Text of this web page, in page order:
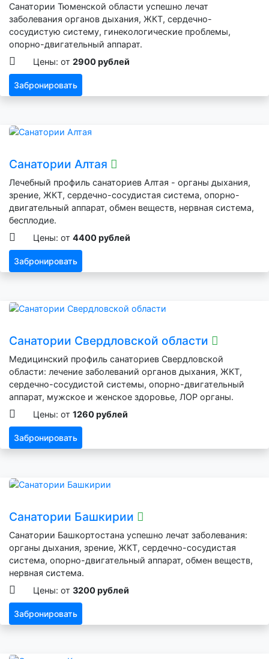
Санатории Тюменской области успешно лечат
заболевания органов дыхания, ЖКТ, сердечно-
сосудистую систему, гинекологические проблемы,
опорно-двигательный аппарат.
Цены: от 2900 рублей
Забронировать
Санатории Алтая
Лечебный профиль санаториев Алтая - органы дыхания,
зрение, ЖКТ, сердечно-сосудистая система, опорно-
двигательный аппарат, обмен веществ, нервная система,
бесплодие.
Цены: от 4400 рублей
Забронировать
Санатории Свердловской области
Медицинский профиль санаториев Свердловской
области: лечение заболеваний органов дыхания, ЖКТ,
сердечно-сосудистой системы, опорно-двигательный
аппарат, мужское и женское здоровье, ЛОР органы.
Цены: от 1260 рублей
Забронировать
Санатории Башкирии
Санатории Башкортостана успешно лечат заболевания:
органы дыхания, зрение, ЖКТ, сердечно-сосудистая
система, опорно-двигательный аппарат, обмен веществ,
нервная система.
Цены: от 3200 рублей
Забронировать